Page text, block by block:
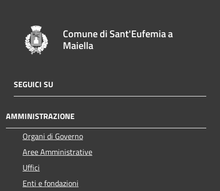
Comune di Sant'Eufemia a
Maiella
SEGUICI SU
AMMINISTRAZIONE
Organi di Governo
Aree Amministrative
Uffici
Enti e fondazioni